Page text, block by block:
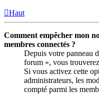
Haut
Comment empêcher mon
membres connectés ?
Depuis votre panneau
forum », vous
Si vous activez cette
administrateurs, les
compté parmi les